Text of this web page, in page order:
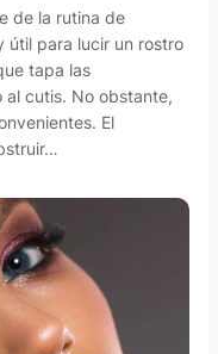
de la rutina de
útil para lucir un rostro
tapa las
al cutis. No obstante,
El